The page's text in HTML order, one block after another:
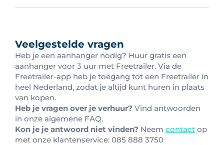
Veelgestelde vragen
Heb je een aanhanger nodig? Huur gratis een
aanhanger voor 3 uur met Freetrailer. Via de
Freetrailer-app heb je toegang tot een Freetrailer in
heel Nederland, zodat je altijd kunt huren in plaats
van kopen.
Heb je vragen over je verhuur? Vind antwoorden
in onze algemene FAQ.
Kon je je antwoord niet vinden? Neem contact op
met onze klantenservice: 085 888 3750